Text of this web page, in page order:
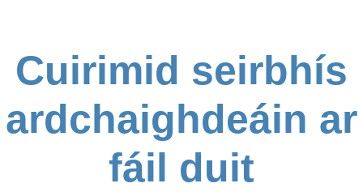
Cuirimid seirbhís
ardchaighdeáin ar
fáil duit